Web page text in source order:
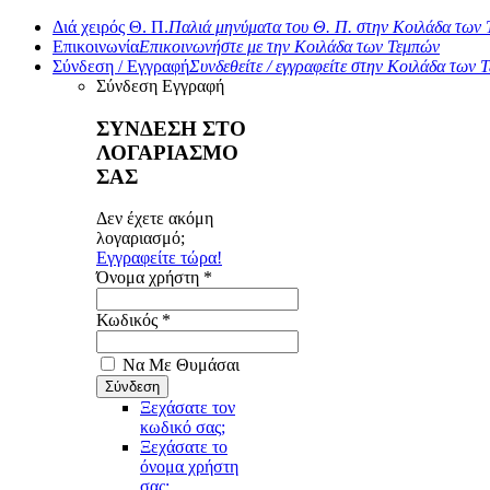
Διά χειρός Θ. Π.Παλιά μηνύματα του Θ. Π. στην Κοιλάδα των
ΕπικοινωνίαΕπικοινωνήστε με την Κοιλάδα των Τεμπών
Σύνδεση / ΕγγραφήΣυνδεθείτε / εγγραφείτε στην Κοιλάδα των
Σύνδεση Εγγραφή
ΣΥΝΔΕΣΗ ΣΤΟ
ΛΟΓΑΡΙΑΣΜΟ
ΣΑΣ
Δεν έχετε ακόμη
λογαριασμό;
Εγγραφείτε τώρα!
Όνομα χρήστη *
Κωδικός *
Να Με Θυμάσαι
Ξεχάσατε τον
κωδικό σας;
Ξεχάσατε το
όνομα χρήστη